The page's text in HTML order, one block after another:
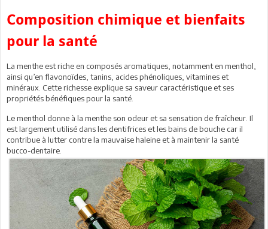
Composition chimique et bienfaits
pour la santé
La menthe est riche en composés aromatiques, notamment en menthol,
ainsi qu’en flavonoïdes, tanins, acides phénoliques, vitamines et
minéraux. Cette richesse explique sa saveur caractéristique et ses
propriétés bénéfiques pour la santé.
Le menthol donne à la menthe son odeur et sa sensation de fraîcheur. Il
est largement utilisé dans les dentifrices et les bains de bouche car il
contribue à lutter contre la mauvaise haleine et à maintenir la santé
bucco-dentaire.